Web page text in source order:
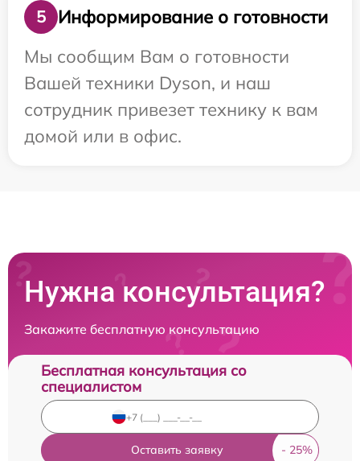
5
Информирование о готовности
Мы сообщим Вам о готовности
Вашей техники Dyson, и наш
сотрудник привезет технику к вам
домой или в офис.
Нужна консультация?
Закажите бесплатную консультацию
Бесплатная консультация со
специалистом
Оставить заявку